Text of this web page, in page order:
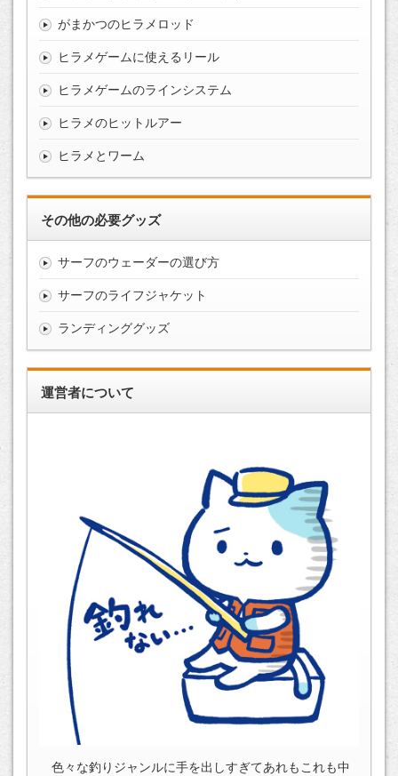
がまかつのヒラメロッド
ヒラメゲームに使えるリール
ヒラメゲームのラインシステム
ヒラメのヒットルアー
ヒラメとワーム
その他の必要グッズ
サーフのウェーダーの選び方
サーフのライフジャケット
ランディンググッズ
運営者について
色々な釣りジャンルに手を出しすぎてあれもこれも中